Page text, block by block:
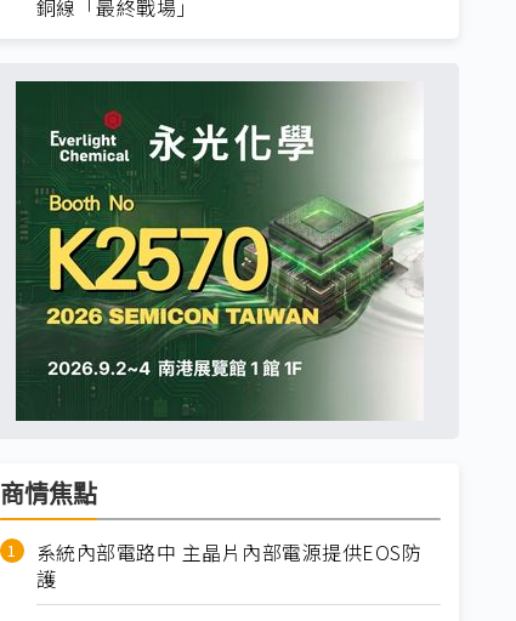
銅線「最終戰場」
商情焦點
系統內部電路中 主晶片內部電源提供EOS防
護